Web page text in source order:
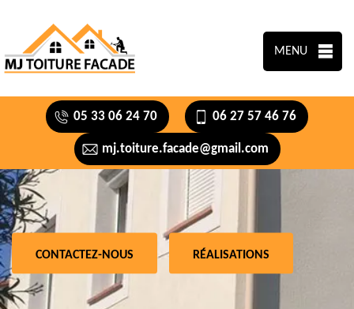
MENU
05 33 06 24 70 06 27 57 46 76
mj.toiture.facade@gmail.com
CONTACTEZ-NOUS RÉALISATIONS